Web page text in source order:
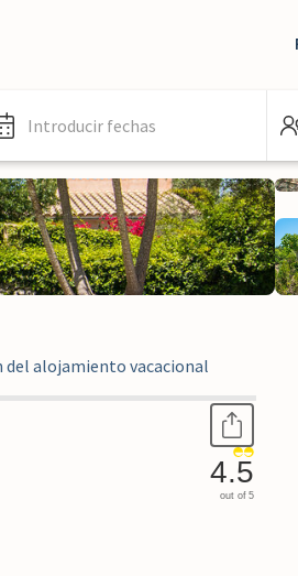
Introducir fechas
alojamiento vacacional
4.5
out of 5